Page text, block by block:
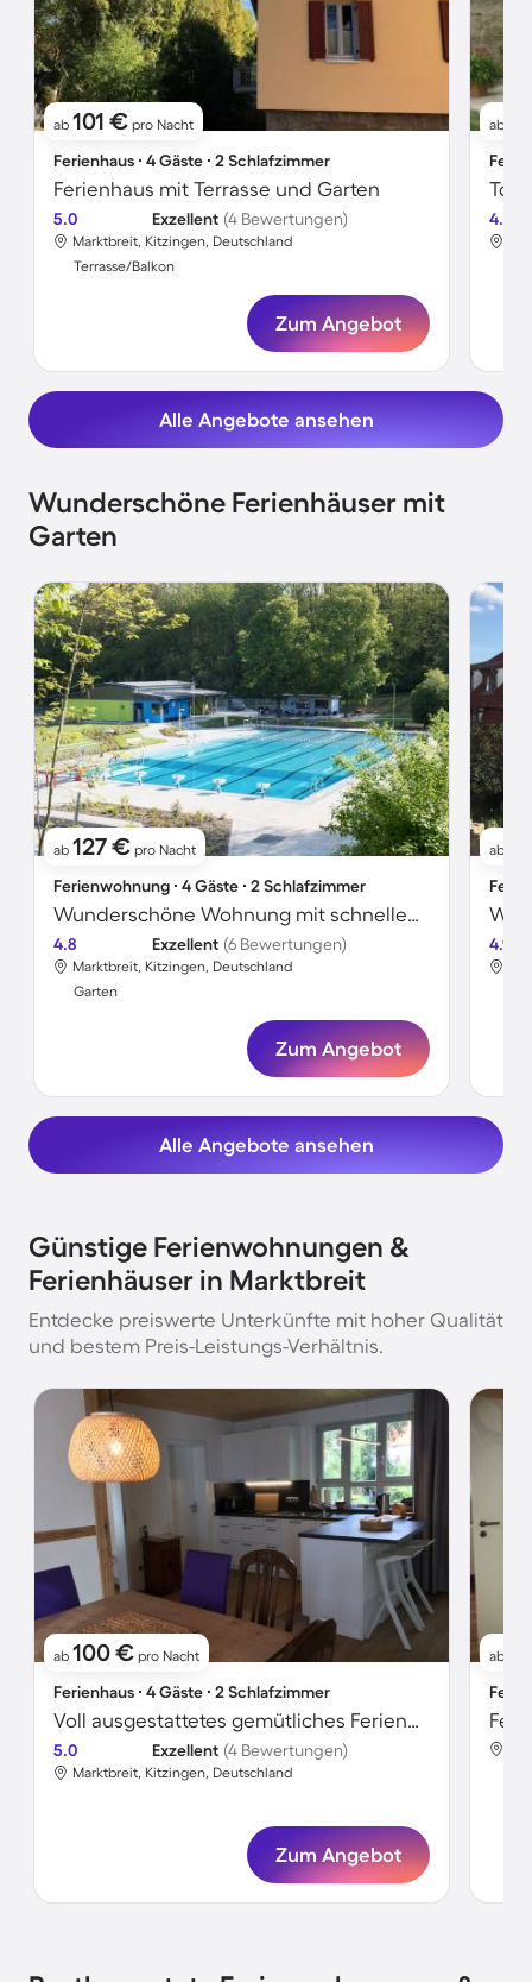
ab 101 € pro Nacht
Ferienhaus ∙ 4 Gäste ∙ 2 Schlafzimmer
Ferienhaus mit Terrasse und Garten
5.0 Exzellent (4 Bewertungen)
Marktbreit, Kitzingen, Deutschland
Terrasse/Balkon
Zum Angebot
ab
4.0
Alle Angebote ansehen
Wunderschöne Ferienhäuser mit
Garten
ab 127 € pro Nacht
Ferienwohnung ∙ 4 Gäste ∙ 2 Schlafzimmer
Wunderschöne Wohnung mit schnellem Internet, Grill und Garten | Gartenblick
4.8 Exzellent (6 Bewertungen)
Marktbreit, Kitzingen, Deutschland
Garten
Zum Angebot
ab
4.9
Alle Angebote ansehen
Günstige Ferienwohnungen &
Ferienhäuser in Marktbreit
Entdecke preiswerte Unterkünfte mit hoher Qualität
und bestem Preis-Leistungs-Verhältnis.
ab 100 € pro Nacht
Ferienhaus ∙ 4 Gäste ∙ 2 Schlafzimmer
Voll ausgestattetes gemütliches Ferienhaus mit Garten und Terrasse
5.0 Exzellent (4 Bewertungen)
Marktbreit, Kitzingen, Deutschland
Zum Angebot
ab